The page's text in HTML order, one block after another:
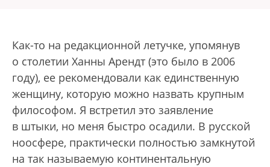
Как-то на редакционной летучке, упомянув
о столетии Ханны Арендт (это было в 2006
году), ее рекомендовали как единственную
женщину, которую можно назвать крупным
философом. Я встретил это заявление
в штыки, но меня быстро осадили. В русской
ноосфере, практически полностью замкнутой
на так называемую континентальную